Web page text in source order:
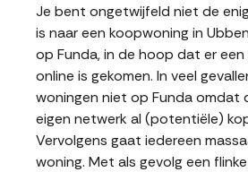
Je bent ongetwijfeld niet de
is naar een koopwoning in
op Funda, in de hoop dat er
online is gekomen. In veel
woningen niet op Funda omdat
eigen netwerk al (potentiële)
Vervolgens gaat iedereen
woning. Met als gevolg een